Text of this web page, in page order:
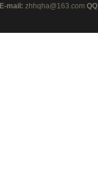
E-mail: zhhqha@163.com